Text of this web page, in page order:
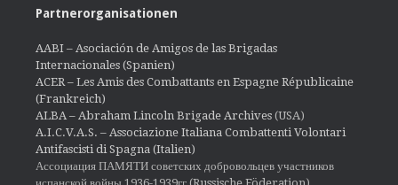
Partnerorganisationen
AABI – Asociación de Amigos de las Brigadas
Internacionales (Spanien)
ACER – Les Amis des Combattants en Espagne Républicaine
(Frankreich)
ALBA – Abraham Lincoln Brigade Archives (USA)
A.I.C.V.A.S. – Associazione Italiana Combattenti Volontari
Antifascisti di Spagna (Italien)
Ассоциация ПАМЯТИ советских добровольцев участников